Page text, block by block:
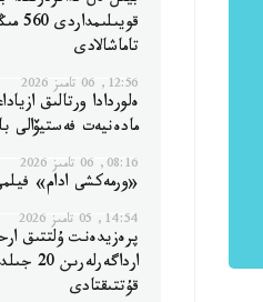
تاماشالادى
12:56, 06 تامىز 2026
ەلوردادا ورتالىق
مادەنيەت فەستيۆالى
08:16, 06 تامىز 2026
«ورمەكشى ادام»
14:54, 05 تامىز 2026
پرەزيدەنت ۇلتتىق
قۇتتىقتادى